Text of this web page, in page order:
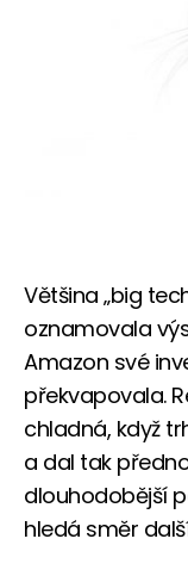
Většina „big
oznamovala
Amazon své
překvapovala.
chladná, když
a dal tak
dlouhodobější
hledá směr